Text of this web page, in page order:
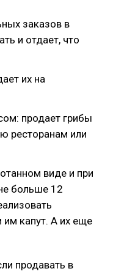
заказов в
и отдает, что
их на
продает грибы
ресторанам или
виде и при
больше 12
им капут. А их еще
продавать в